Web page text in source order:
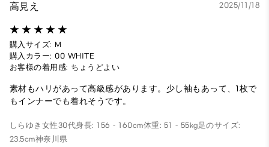
高見え 2025/11/18
購入サイズ: M
購入カラー: 00 WHITE
お客様の着用感: ちょうどよい
素材もハリがあって高級感があります。少し袖もあって、1枚で
もインナーでも着れそうです。
しらゆき 女性30代身長: 156 - 160cm体重: 51 - 55kg足のサイズ:
23.5cm神奈川県